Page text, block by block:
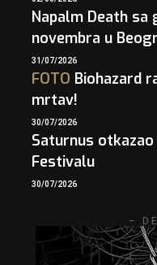
Napalm Death
novembra u
31/07/2026
FOTO Biohazard
mrtav!
30/07/2026
Saturnus
Festivalu
30/07/2026
–